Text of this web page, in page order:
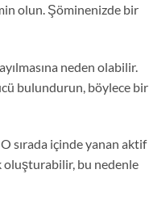
olun. Şöminenizde bir
neden olabilir.
bulundurun, böylece bir
sırada içinde yanan aktif
oluşturabilir, bu nedenle